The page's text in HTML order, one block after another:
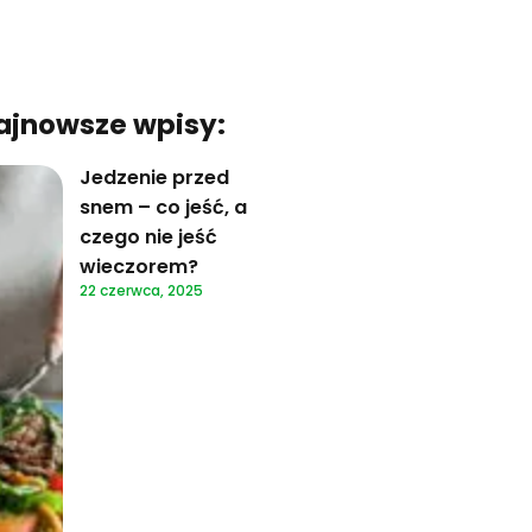
wpisy:
Jedzenie przed
snem – co jeść, a
czego nie jeść
wieczorem?
22 czerwca, 2025